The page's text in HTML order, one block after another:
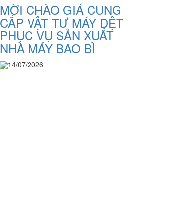
MỜI CHÀO GIÁ CUNG
CẤP VẬT TƯ MÁY DỆT
PHỤC VỤ SẢN XUẤT
NHÀ MÁY BAO BÌ
14/07/2026